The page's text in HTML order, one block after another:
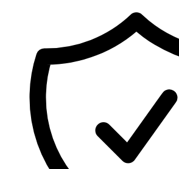
Статут УТОГ
Нормативна база УТОГ
Конвенція ООН
Законодавство